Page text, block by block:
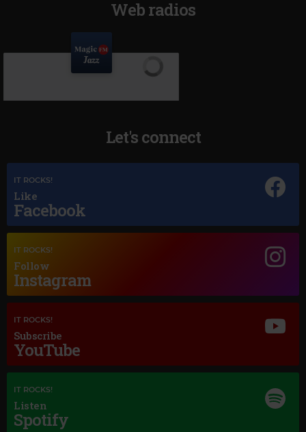
Web radios
I LOVE YOU FOR SENTIMENTAL REASONS
Let's connect
IT ROCKS!
Like
Facebook
IT ROCKS!
Follow
Instagram
IT ROCKS!
Subscribe
YouTube
IT ROCKS!
Listen
Spotify